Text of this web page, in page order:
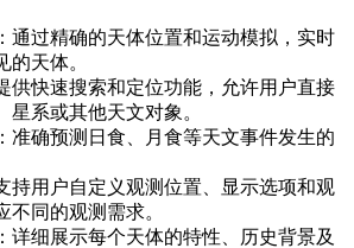
通过精确的天体位置和运动模拟，实时
的天体。
供快速搜索和定位功能，允许用户直接
星系或其他天文对象。
准确预测日食、月食等天文事件发生的
持用户自定义观测位置、显示选项和观
不同的观测需求。
详细展示每个天体的特性、历史背景及